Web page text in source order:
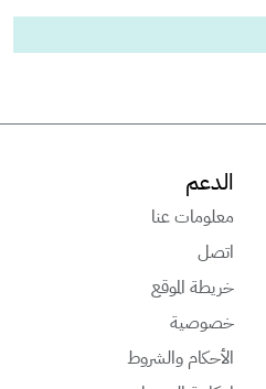
الدعم
معلومات عنا
اتصل
خريطة الموقع
خصوصية
الأحكام والشروط